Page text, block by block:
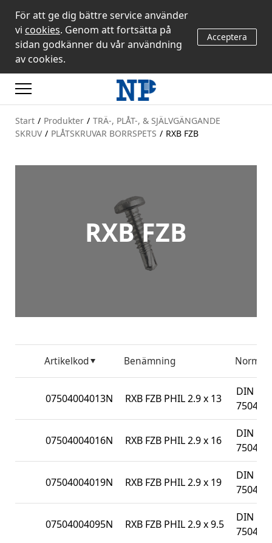
För att ge dig bättre service använder
vi cookies. Genom att fortsätta på
sidan godkänner du vår användning
av cookies.
Acceptera
Start / Produkter / TRÄ-, PLÅT-, & SJÄLVGÄNGANDE
SKRUV / PLÅTSKRUVAR BORRSPETS / RXB FZB
RXB FZB
Artikelkod Benämning Norm
07504004013N RXB FZB PHIL 2.9 x 13
DIN
7504N
07504004016N RXB FZB PHIL 2.9 x 16
DIN
7504N
07504004019N RXB FZB PHIL 2.9 x 19
DIN
7504N
07504004095N RXB FZB PHIL 2.9 x 9.5
DIN
7504N